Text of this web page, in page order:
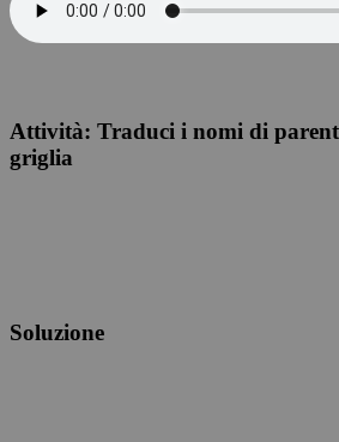
Attività: Traduci i nomi di
griglia
Soluzione